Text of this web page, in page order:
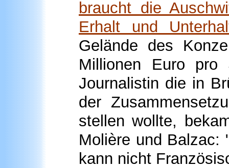
braucht die
Erhalt und
Gelände des
Millionen Euro
Journalistin die in
der
stellen wollte,
Molière und Balzac:
kann nicht